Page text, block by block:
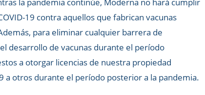
la pandemia continúe, Moderna no hará cumplir
19 contra aquellos que fabrican vacunas
para eliminar cualquier barrera de
desarrollo de vacunas durante el período
a otorgar licencias de nuestra propiedad
a otros durante el período posterior a la pandemia.